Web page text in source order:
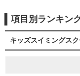
項目別ランキン
キッズスイミングス